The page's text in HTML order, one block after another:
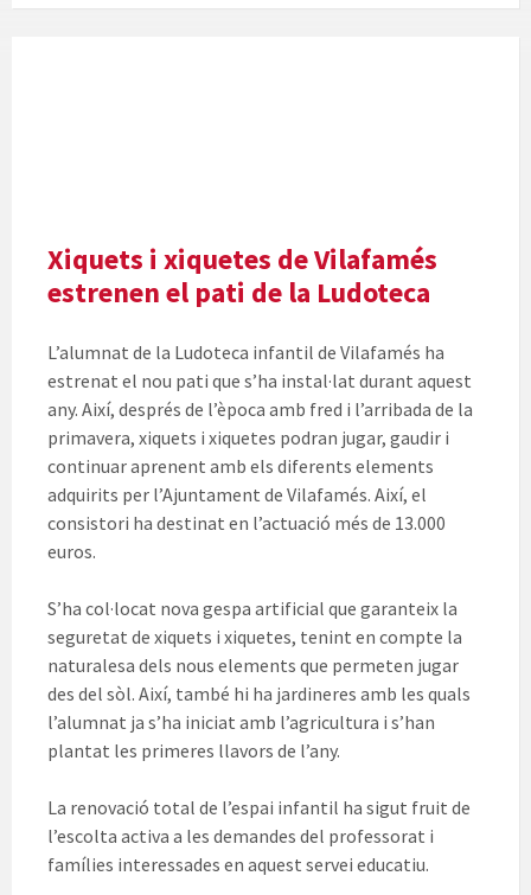
Xiquets i xiquetes de Vilafamés
estrenen el pati de la Ludoteca
L’alumnat de la Ludoteca infantil de Vilafamés ha
estrenat el nou pati que s’ha instal·lat durant aquest
any. Així, després de l’època amb fred i l’arribada de la
primavera, xiquets i xiquetes podran jugar, gaudir i
continuar aprenent amb els diferents elements
adquirits per l’Ajuntament de Vilafamés. Així, el
consistori ha destinat en l’actuació més de 13.000
euros.
S’ha col·locat nova gespa artificial que garanteix la
seguretat de xiquets i xiquetes, tenint en compte la
naturalesa dels nous elements que permeten jugar
des del sòl. Així, també hi ha jardineres amb les quals
l’alumnat ja s’ha iniciat amb l’agricultura i s’han
plantat les primeres llavors de l’any.
La renovació total de l’espai infantil ha sigut fruit de
l’escolta activa a les demandes del professorat i
famílies interessades en aquest servei educatiu.